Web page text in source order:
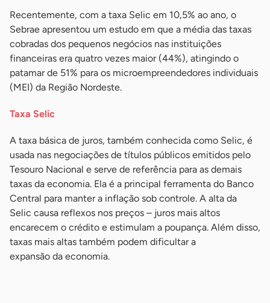
Recentemente, com a taxa Selic em 10,5% ao ano, o
Sebrae apresentou um estudo em que a média das taxas
cobradas dos pequenos negócios nas instituições
financeiras era quatro vezes maior (44%), atingindo o
patamar de 51% para os microempreendedores individuais
(MEI) da Região Nordeste.
Taxa Selic
A taxa básica de juros, também conhecida como Selic, é
usada nas negociações de títulos públicos emitidos pelo
Tesouro Nacional e serve de referência para as demais
taxas da economia. Ela é a principal ferramenta do Banco
Central para manter a inflação sob controle. A alta da
Selic causa reflexos nos preços – juros mais altos
encarecem o crédito e estimulam a poupança. Além disso,
taxas mais altas também podem dificultar a
expansão da economia.